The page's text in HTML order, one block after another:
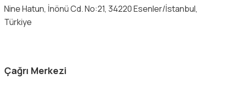
Nine Hatun, İnönü Cd. No:21, 34220 Esenler/İstanbul,
Türkiye
Çağrı Merkezi